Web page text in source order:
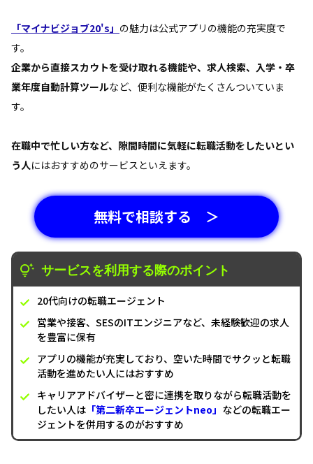
「マイナビジョブ20's」 の魅力は公式アプリの機能の充実度で
す。
企業から直接スカウトを受け取れる機能や、求人検索、入学・卒
業年度自動計算ツールなど、便利な機能がたくさんついていま
す。
在職中で忙しい方など、隙間時間に気軽に転職活動をしたいとい
う人にはおすすめのサービスといえます。
無料で相談する ＞
サービスを利用する際のポイント
20代向けの転職エージェント
営業や接客、SESのITエンジニアなど、未経験歓迎の求人
を豊富に保有
アプリの機能が充実しており、空いた時間でサクッと転職
活動を進めたい人にはおすすめ
キャリアアドバイザーと密に連携を取りながら転職活動を
したい人は 「第二新卒エージェントneo」 などの転職エー
ジェントを併用するのがおすすめ